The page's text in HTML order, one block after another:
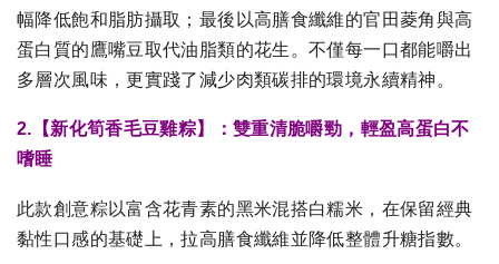
幅降低飽和脂肪攝取；最後以高膳食纖維的官田菱角與高
蛋白質的鷹嘴豆取代油脂類的花生。不僅每一口都能嚼出
多層次風味，更實踐了減少肉類碳排的環境永續精神。
2.【新化筍香毛豆雞粽】：雙重清脆嚼勁，輕盈高蛋白不
嗜睡
此款創意粽以富含花青素的黑米混搭白糯米，在保留經典
黏性口感的基礎上，拉高膳食纖維並降低整體升糖指數。